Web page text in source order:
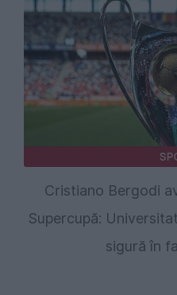
Cristiano Bergodi
Supercupă:
sigură în